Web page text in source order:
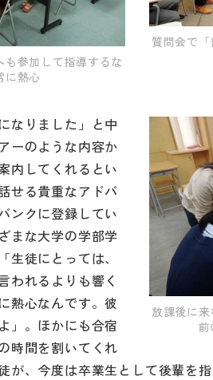
質問会で
参加して指導するな
に熱心
放課後に
前
なりました」と中
ーのような内容か
内してくれるとい
せる貴重なアドバ
ンクに登録してい
まな大学の学部学
徒にとっては、
われるよりも響く
熱心なんです。彼
」。ほかにも合宿
時間を割いてくれ
、今度は卒業生として後輩を指